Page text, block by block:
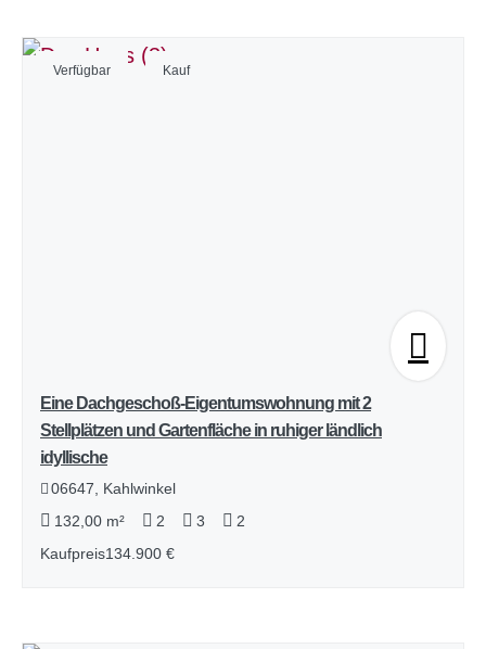
Verfügbar Kauf
Eine Dachgeschoß-Eigentumswohnung mit 2
Stellplätzen und Gartenfläche in ruhiger ländlich
idyllische
06647, Kahlwinkel
132,00 m²
2 3
2
Kaufpreis134.900 €